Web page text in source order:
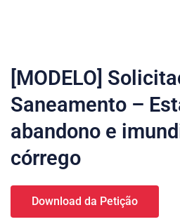
[MODELO]
Saneamento –
abandono e
córrego
Download da Petição